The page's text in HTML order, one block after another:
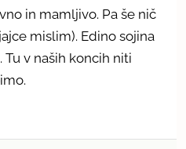
in mamljivo. Pa še nič
mislim). Edino sojina
v naših koncih niti